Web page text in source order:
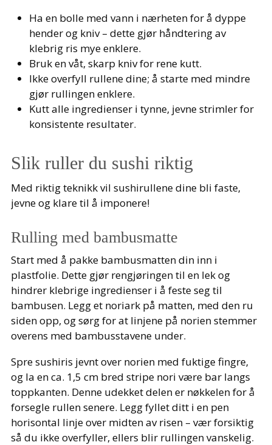
Ha en bolle med vann i nærheten for å dyppe
hender og kniv – dette gjør håndtering av
klebrig ris mye enklere.
Bruk en våt, skarp kniv for rene kutt.
Ikke overfyll rullene dine; å starte med mindre
gjør rullingen enklere.
Kutt alle ingredienser i tynne, jevne strimler for
konsistente resultater.
Slik ruller du sushi riktig
Med riktig teknikk vil sushirullene dine bli faste,
jevne og klare til å imponere!
Rulling med bambusmatte
Start med å pakke bambusmatten din inn i
plastfolie. Dette gjør rengjøringen til en lek og
hindrer klebrige ingredienser i å feste seg til
bambusen. Legg et noriark på matten, med den ru
siden opp, og sørg for at linjene på norien stemmer
overens med bambusstavene under.
Spre sushiris jevnt over norien med fuktige fingre,
og la en ca. 1,5 cm bred stripe nori være bar langs
toppkanten. Denne udekket delen er nøkkelen for å
forsegle rullen senere. Legg fyllet ditt i en pen
horisontal linje over midten av risen – vær forsiktig
så du ikke overfyller, ellers blir rullingen vanskelig.